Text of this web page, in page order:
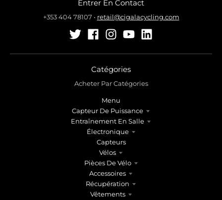
Entrer En Contact
+353 404 78107 • retail@cigalacycling.com
Catégories
Acheter Par Catégories
Menu
Capteur De Puissance
Entraînement En Salle
Électronique
Capteurs
Vélos
Pièces De Vélo
Accessoires
Récupération
Vêtements